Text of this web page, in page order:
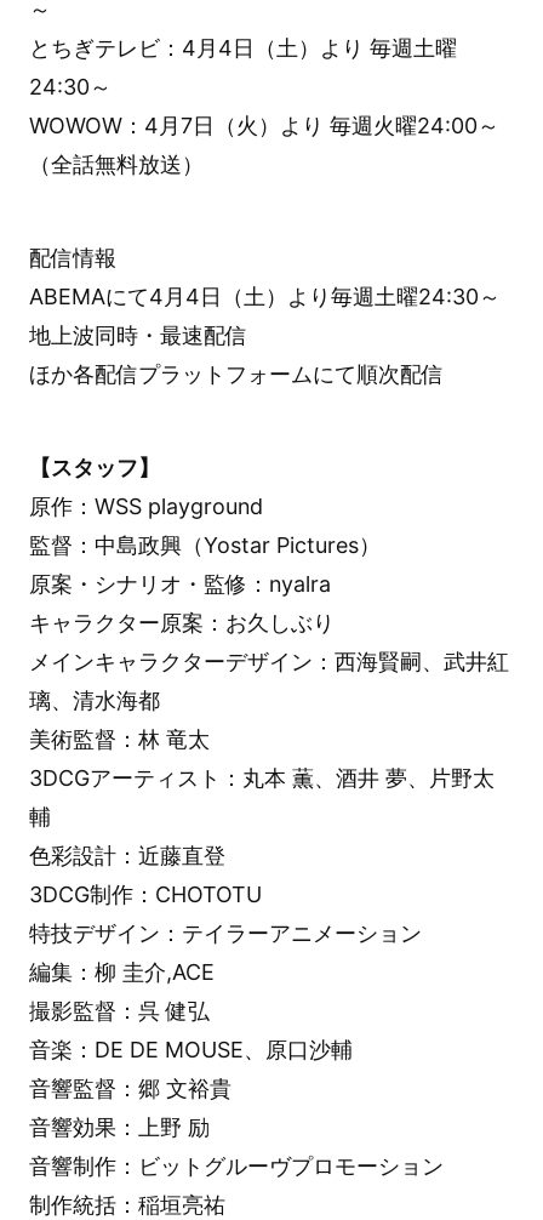
～
とちぎテレビ：4月4日（土）より 毎週土曜
24:30～
WOWOW：4月7日（火）より 毎週火曜24:00～
（全話無料放送）
配信情報
ABEMAにて4月4日（土）より毎週土曜24:30～
地上波同時・最速配信
ほか各配信プラットフォームにて順次配信
【スタッフ】
原作：WSS playground
監督：中島政興（Yostar Pictures）
原案・シナリオ・監修：nyalra
キャラクター原案：お久しぶり
メインキャラクターデザイン：西海賢嗣、武井紅
璃、清水海都
美術監督：林 竜太
3DCGアーティスト：丸本 薫、酒井 夢、片野太
輔
色彩設計：近藤直登
3DCG制作：CHOTOTU
特技デザイン：テイラーアニメーション
編集：柳 圭介,ACE
撮影監督：呉 健弘
音楽：DE DE MOUSE、原口沙輔
音響監督：郷 文裕貴
音響効果：上野 励
音響制作：ビットグルーヴプロモーション
制作統括：稲垣亮祐